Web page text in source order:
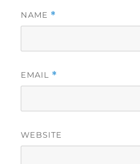
NAME *
EMAIL *
WEBSITE